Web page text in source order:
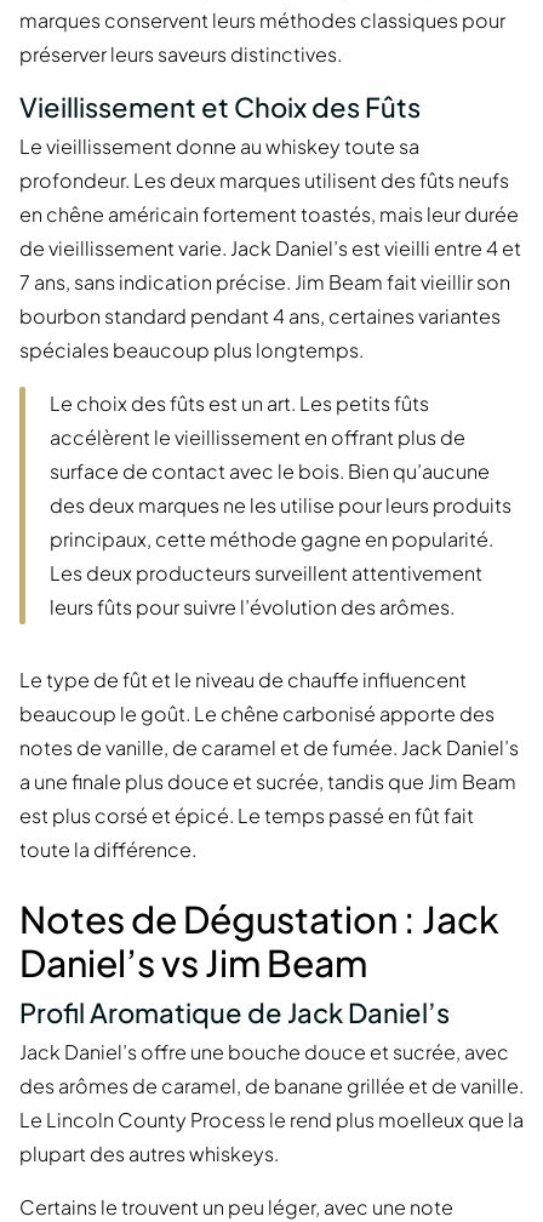
marques conservent leurs méthodes classiques pour
préserver leurs saveurs distinctives.
Vieillissement et Choix des Fûts
Le vieillissement donne au whiskey toute sa
profondeur. Les deux marques utilisent des fûts neufs
en chêne américain fortement toastés, mais leur durée
de vieillissement varie. Jack Daniel’s est vieilli entre 4 et
7 ans, sans indication précise. Jim Beam fait vieillir son
bourbon standard pendant 4 ans, certaines variantes
spéciales beaucoup plus longtemps.
Le choix des fûts est un art. Les petits fûts
accélèrent le vieillissement en offrant plus de
surface de contact avec le bois. Bien qu’aucune
des deux marques ne les utilise pour leurs produits
principaux, cette méthode gagne en popularité.
Les deux producteurs surveillent attentivement
leurs fûts pour suivre l’évolution des arômes.
Le type de fût et le niveau de chauffe influencent
beaucoup le goût. Le chêne carbonisé apporte des
notes de vanille, de caramel et de fumée. Jack Daniel’s
a une finale plus douce et sucrée, tandis que Jim Beam
est plus corsé et épicé. Le temps passé en fût fait
toute la différence.
Notes de Dégustation : Jack
Daniel’s vs Jim Beam
Profil Aromatique de Jack Daniel’s
Jack Daniel’s offre une bouche douce et sucrée, avec
des arômes de caramel, de banane grillée et de vanille.
Le Lincoln County Process le rend plus moelleux que la
plupart des autres whiskeys.
Certains le trouvent un peu léger, avec une note